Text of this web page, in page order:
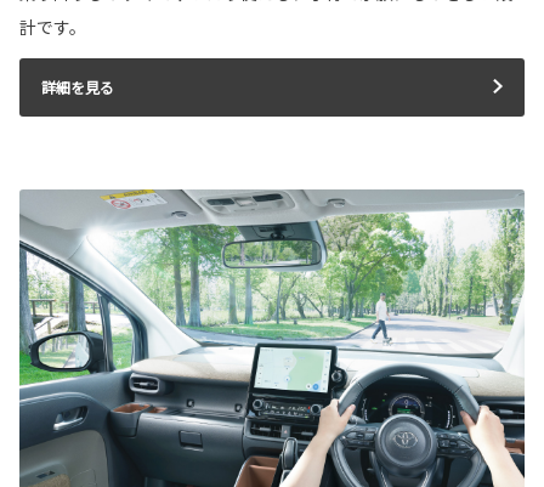
計です。
詳細を見る